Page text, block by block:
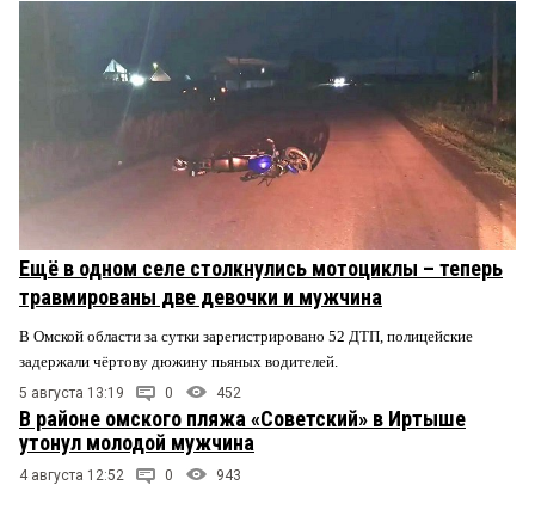
Ещё в одном селе столкнулись мотоциклы – теперь
травмированы две девочки и мужчина
В Омской области за сутки зарегистрировано 52 ДТП, полицейские
задержали чёртову дюжину пьяных водителей.
5 августа 13:19 0 452
В районе омского пляжа «Советский» в Иртыше
утонул молодой мужчина
4 августа 12:52 0 943